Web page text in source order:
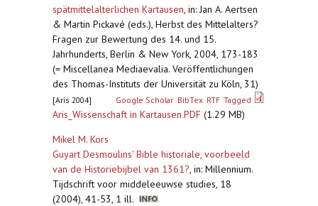
spätmittelalterlichen Kartausen, in: Jan A. Aertsen
& Martin Pickavé (eds.), Herbst des Mittelalters?
Fragen zur Bewertung des 14. und 15.
Jahrhunderts, Berlin & New York, 2004, 173-183
(= Miscellanea Mediaevalia. Veröffentlichungen
des Thomas-Instituts der Universität zu Köln, 31)
[Aris 2004] Google Scholar BibTex RTF Tagged
Aris_Wissenschaft in Kartausen.PDF (1.29 MB)
Mikel M. Kors
Guyart Desmoulins' Bible historiale, voorbeeld
van de Historiebijbel van 1361?, in: Millennium.
Tijdschrift voor middeleeuwse studies, 18
(2004), 41-53, 1 ill.